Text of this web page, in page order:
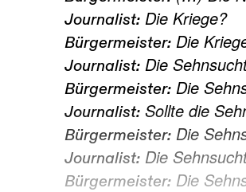
Journalist:Die Kriege?
Bürgermeister:Die
Journalist:Die
Bürgermeister:Die
Journalist:Sollte die
Bürgermeister:Die
Journalist:Die
Bürgermeister:Die